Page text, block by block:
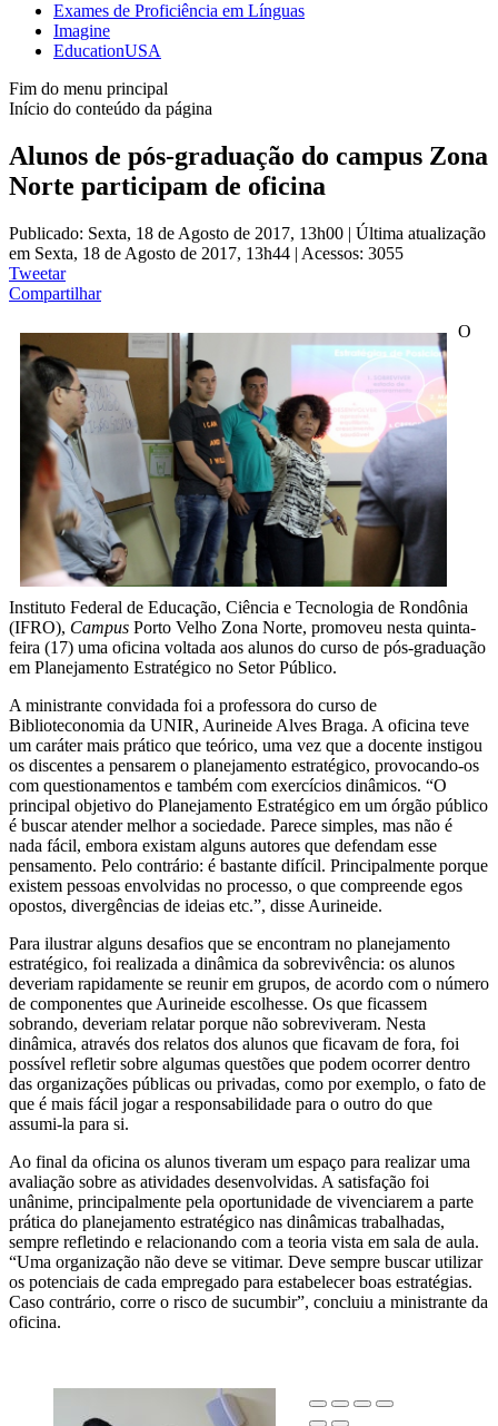
Exames de Proficiência em Línguas
Imagine
EducationUSA
Fim do menu principal
Início do conteúdo da página
Alunos de pós-graduação do campus Zona
Norte participam de oficina
Publicado: Sexta, 18 de Agosto de 2017, 13h00 | Última atualização
em Sexta, 18 de Agosto de 2017, 13h44 | Acessos: 3055
Tweetar
Compartilhar
O
Instituto Federal de Educação, Ciência e Tecnologia de Rondônia
(IFRO), Campus Porto Velho Zona Norte, promoveu nesta quinta-
feira (17) uma oficina voltada aos alunos do curso de pós-graduação
em Planejamento Estratégico no Setor Público.
A ministrante convidada foi a professora do curso de
Biblioteconomia da UNIR, Aurineide Alves Braga. A oficina teve
um caráter mais prático que teórico, uma vez que a docente instigou
os discentes a pensarem o planejamento estratégico, provocando-os
com questionamentos e também com exercícios dinâmicos. “O
principal objetivo do Planejamento Estratégico em um órgão público
é buscar atender melhor a sociedade. Parece simples, mas não é
nada fácil, embora existam alguns autores que defendam esse
pensamento. Pelo contrário: é bastante difícil. Principalmente porque
existem pessoas envolvidas no processo, o que compreende egos
opostos, divergências de ideias etc.”, disse Aurineide.
Para ilustrar alguns desafios que se encontram no planejamento
estratégico, foi realizada a dinâmica da sobrevivência: os alunos
deveriam rapidamente se reunir em grupos, de acordo com o número
de componentes que Aurineide escolhesse. Os que ficassem
sobrando, deveriam relatar porque não sobreviveram. Nesta
dinâmica, através dos relatos dos alunos que ficavam de fora, foi
possível refletir sobre algumas questões que podem ocorrer dentro
das organizações públicas ou privadas, como por exemplo, o fato de
que é mais fácil jogar a responsabilidade para o outro do que
assumi-la para si.
Ao final da oficina os alunos tiveram um espaço para realizar uma
avaliação sobre as atividades desenvolvidas. A satisfação foi
unânime, principalmente pela oportunidade de vivenciarem a parte
prática do planejamento estratégico nas dinâmicas trabalhadas,
sempre refletindo e relacionando com a teoria vista em sala de aula.
“Uma organização não deve se vitimar. Deve sempre buscar utilizar
os potenciais de cada empregado para estabelecer boas estratégias.
Caso contrário, corre o risco de sucumbir”, concluiu a ministrante da
oficina.